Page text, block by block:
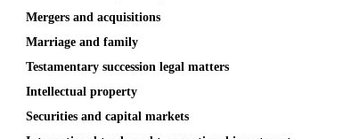
Mergers and acquisitions
Marriage and family
Testamentary succession legal matters
Intellectual property
Securities and capital markets